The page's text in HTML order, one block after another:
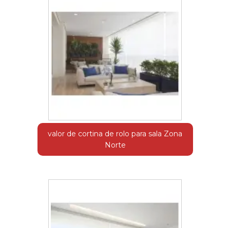
valor de cortina de rolo para sala Zona
Norte